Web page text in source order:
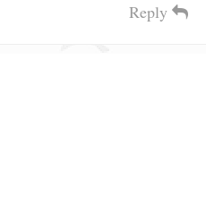
Reply